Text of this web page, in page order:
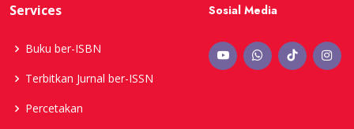
Services
Buku ber-ISBN
Terbitkan Jurnal ber-ISSN
Percetakan
Sosial Media